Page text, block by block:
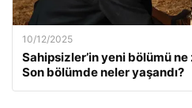
10/12/2025
Sahipsizler’in yeni bölümü
Son bölümde neler yaşandı?